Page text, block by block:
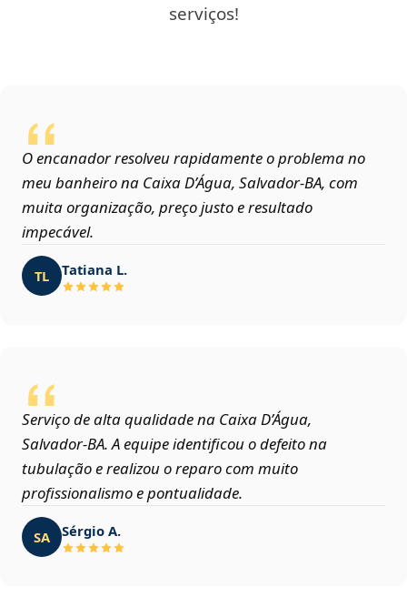
serviços!
O encanador resolveu rapidamente o problema no
meu banheiro na Caixa D’Água, Salvador‑BA, com
muita organização, preço justo e resultado
impecável.
TL Tatiana L.
Serviço de alta qualidade na Caixa D’Água,
Salvador‑BA. A equipe identificou o defeito na
tubulação e realizou o reparo com muito
profissionalismo e pontualidade.
SA Sérgio A.